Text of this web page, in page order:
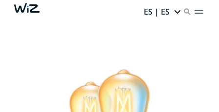
ES | ES